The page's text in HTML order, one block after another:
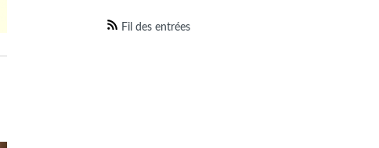
Fil des entrées